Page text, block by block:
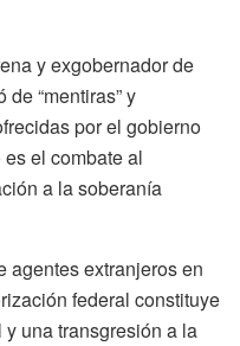
y exgobernador de
“mentiras” y
por el gobierno
el combate al
a la soberanía
agentes extranjeros en
federal constituye
una transgresión a la